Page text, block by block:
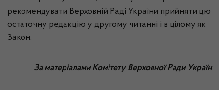
рекомендувати Верховній Раді України прийняти цю
остаточну редакцію у другому читанні і в цілому як
Закон.
За матеріалами Комітету Верховної Ради Україн